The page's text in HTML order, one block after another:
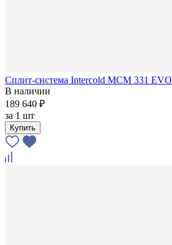
Сплит-система Intercold MCM 331 EVO
В наличии
189 640 ₽
за 1 шт
Купить